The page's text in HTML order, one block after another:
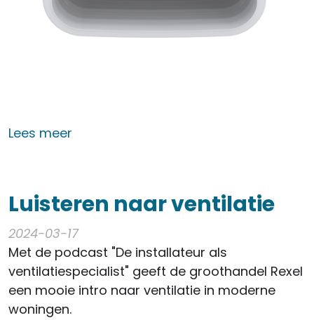
Lees meer
Luisteren naar ventilatie
2024-03-17
Met de podcast "De installateur als
ventilatiespecialist" geeft de groothandel Rexel
een mooie intro naar ventilatie in moderne
woningen.